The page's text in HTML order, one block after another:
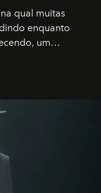
qual muitas
enquanto
um
para muitos
missão na vida e